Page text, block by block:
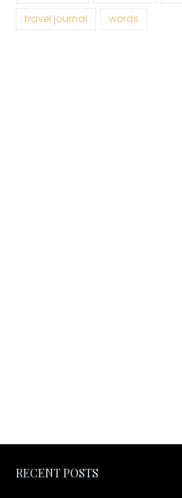
travel journal
words
RECENT POSTS